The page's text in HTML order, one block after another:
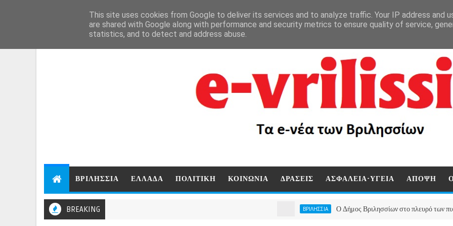
ΒΡΙΛΗΣΣΙΑ ΕΛΛΑΔΑ ΠΟΛΙΤΙΚΗ ΚΟΙΝΩΝΙΑ ΔΡΑΣΕΙΣ ΑΣΦΑΛΕΙΑ-ΥΓΕΙΑ ΑΠΟΨΗ
BREAKING Ο Δήμος Βριλησσίων στο πλευρό των
This site uses cookies from Google to deliver its services and to analyze traffic. Your IP address and
are shared with Google along with performance and security metrics to ensure quality of service,
statistics, and to detect and address abuse.